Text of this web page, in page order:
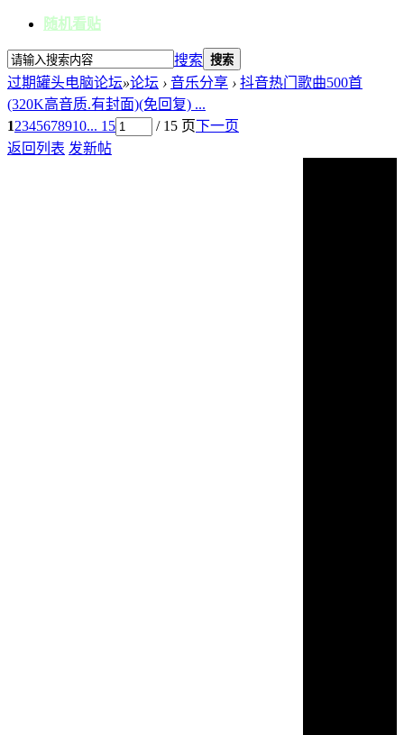
随机看贴
搜索 搜索
过期罐头电脑论坛»论坛 › 音乐分享 › 抖音热门歌曲500首
(320K高音质.有封面)(免回复) ...
12345678910... 15 / 15 页下一页
返回列表 发新帖